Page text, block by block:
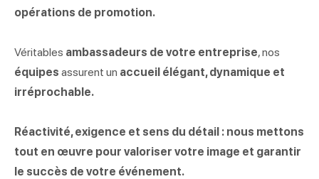
opérations de promotion.
Véritables ambassadeurs de votre entreprise, nos
équipes assurent un accueil élégant, dynamique et
irréprochable.
Réactivité, exigence et sens du détail : nous mettons
tout en œuvre pour valoriser votre image et garantir
le succès de votre événement.